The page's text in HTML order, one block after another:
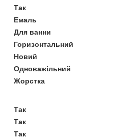
Так
Емаль
Для ванни
Горизонтальний
Новий
Одноважільний
Жорстка
Так
Так
Так